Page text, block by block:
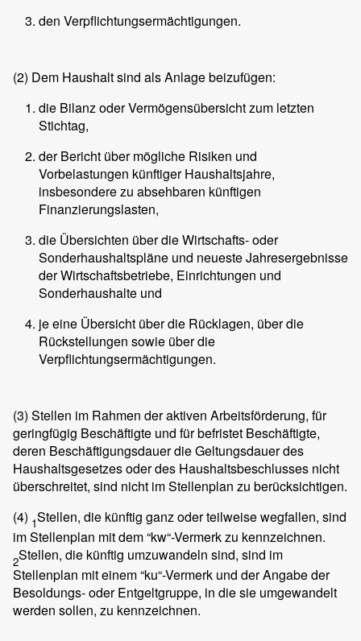
den Verpflichtungsermächtigungen.
(2) Dem Haushalt sind als Anlage beizufügen:
die Bilanz oder Vermögensübersicht zum letzten
Stichtag,
der Bericht über mögliche Risiken und
Vorbelastungen künftiger Haushaltsjahre,
insbesondere zu absehbaren künftigen
Finanzierungslasten,
die Übersichten über die Wirtschafts- oder
Sonderhaushaltspläne und neueste Jahresergebnisse
der Wirtschaftsbetriebe, Einrichtungen und
Sonderhaushalte und
je eine Übersicht über die Rücklagen, über die
Rückstellungen sowie über die
Verpflichtungsermächtigungen.
(3) Stellen im Rahmen der aktiven Arbeitsförderung, für
geringfügig Beschäftigte und für befristet Beschäftigte,
deren Beschäftigungsdauer die Geltungsdauer des
Haushaltsgesetzes oder des Haushaltsbeschlusses nicht
überschreitet, sind nicht im Stellenplan zu berücksichtigen.
(4) 1Stellen, die künftig ganz oder teilweise wegfallen, sind
im Stellenplan mit dem “kw“-Vermerk zu kennzeichnen.
2Stellen, die künftig umzuwandeln sind, sind im
Stellenplan mit einem “ku“-Vermerk und der Angabe der
Besoldungs- oder Entgeltgruppe, in die sie umgewandelt
werden sollen, zu kennzeichnen.